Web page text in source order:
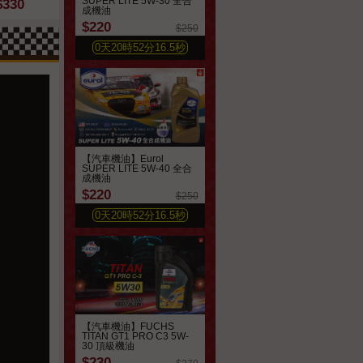
成機油
$220 $250
0天20時52分14.6秒
【汽車機油】Eurol
SUPER LITE 5W-40 全合
成機油
$220 $250
0天20時52分14.6秒
【汽車機油】FUCHS
TITAN GT1 PRO C3 5W-
30 頂級機油
$700 $220